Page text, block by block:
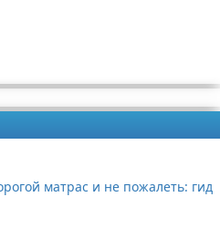
матрас и не пожалеть: гид